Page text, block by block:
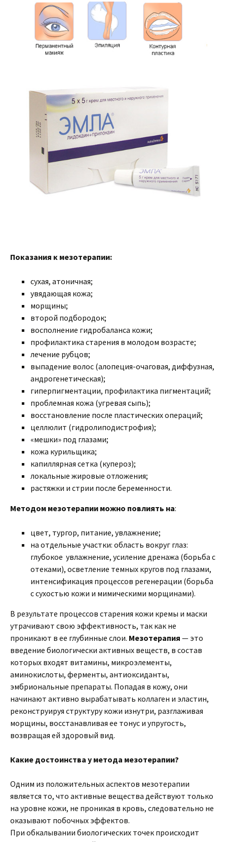
Показания к мезотерапии:
сухая, атоничная;
увядающая кожа;
морщины;
второй подбородок;
восполнение гидробаланса кожи;
профилактика старения в молодом возрасте;
лечение рубцов;
выпадение волос (алопеция-очаговая, диффузная,
андрогенетическая);
гиперпигментации, профилактика пигментаций;
проблемная кожа (угревая сыпь);
восстановление после пластических операций;
целлюлит (гидролиподистрофия);
«мешки» под глазами;
кожа курильщика;
капиллярная сетка (купероз);
локальные жировые отложения;
растяжки и стрии после беременности.
Методом мезотерапии можно повлиять на:
цвет, тургор, питание, увлажнение;
на отдельные участки: область вокруг глаз:
глубокое увлажнение, усиление дренажа (борьба с
отеками), осветление темных кругов под глазами,
интенсификация процессов регенерации (борьба
с сухостью кожи и мимическими морщинами).
В результате процессов старения кожи кремы и маски
утрачивают свою эффективность, так как не
проникают в ее глубинные слои. Мезотерапия — это
введение биологически активных веществ, в состав
которых входят витамины, микроэлементы,
аминокислоты, ферменты, антиоксиданты,
эмбриональные препараты. Попадая в кожу, они
начинают активно вырабатывать коллаген и эластин,
реконструируя структуру кожи изнутри, разглаживая
морщины, восстанавливая ее тонус и упругость,
возвращая ей здоровый вид.
Какие достоинства у метода мезотерапии?
Одним из положительных аспектов мезотерапии
является то, что активные вещества действуют только
на уровне кожи, не проникая в кровь, следовательно не
оказывают побочных эффектов.
При обкалывании биологических точек происходит